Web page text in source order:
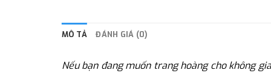
MÔ TẢ ĐÁNH GIÁ (0)
Nếu bạn đang muốn trang hoàng cho không